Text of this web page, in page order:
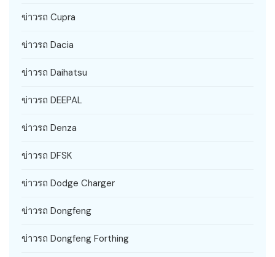
ข่าวรถ Cupra
ข่าวรถ Dacia
ข่าวรถ Daihatsu
ข่าวรถ DEEPAL
ข่าวรถ Denza
ข่าวรถ DFSK
ข่าวรถ Dodge Charger
ข่าวรถ Dongfeng
ข่าวรถ Dongfeng Forthing